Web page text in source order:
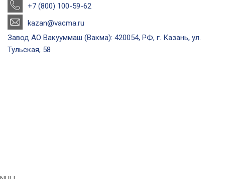
+7 (800) 100-59-62
kazan@vacma.ru
Завод АО Вакууммаш (Вакма): 420054, РФ, г. Казань, ул.
Тульская, 58